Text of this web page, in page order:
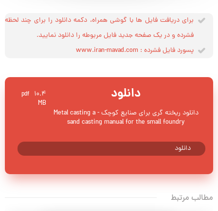
برای دریافت فایل ها با گوشی همراه، دکمه دانلود را برای چند لحظه
فشرده و در یک صفحه جدید فایل مربوطه را دانلود نمایید.
پسورد فایل فشرده : www.iran-mavad.com
دانلود
دانلود ریخته گری برای صنایع کوچک - Metal casting a
sand casting manual for the small foundry
10.4
MB
pdf
دانلود
مطالب مرتبط